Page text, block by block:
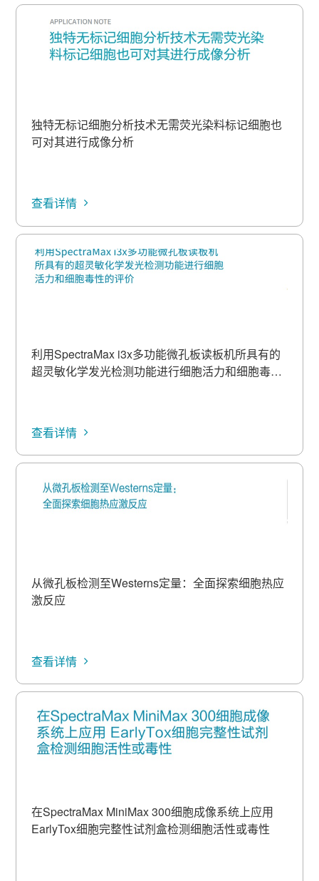
独特无标记细胞分析技术无需荧光染料标记细胞也
可对其进行成像分析
查看详情
利用SpectraMax i3x多功能微孔板读板机所具有的
超灵敏化学发光检测功能进行细胞活力和细胞毒性
查看详情
从微孔板检测至Westerns定量：全面探索细胞热应
激反应
查看详情
在SpectraMax MiniMax 300细胞成像系统上应用
EarlyTox细胞完整性试剂盒检测细胞活性或毒性